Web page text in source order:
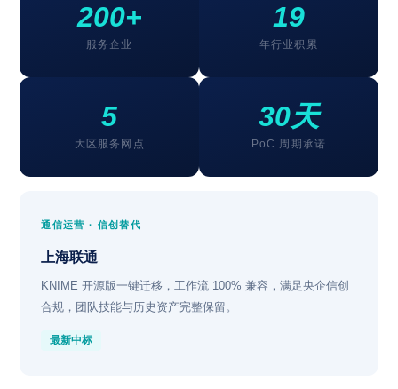
200+
服务企业
19
年行业积累
5
大区服务网点
30天
PoC 周期承诺
通信运营 · 信创替代
上海联通
KNIME 开源版一键迁移，工作流 100% 兼容，满足央企信创
合规，团队技能与历史资产完整保留。
最新中标